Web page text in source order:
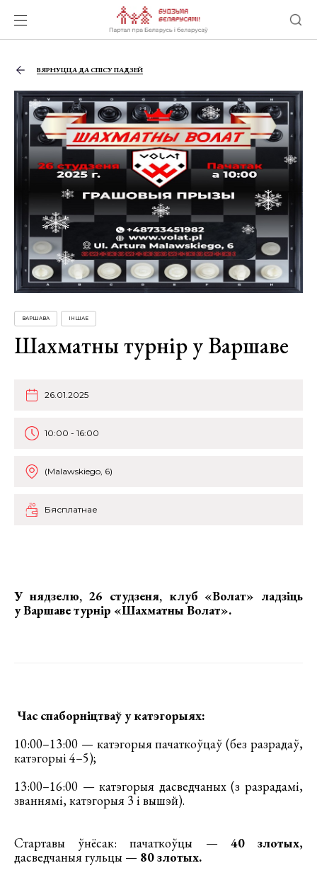
ВЯРНУЦЦА ДА СПІСУ ПАДЗЕЙ
ВАРШАВА ІНШАЕ
Шахматны турнір у Варшаве
26.01.2025
10:00 - 16:00
(Malawskiego, 6)
Бясплатнае
У нядзелю, 26 студзеня, клуб «Волат» ладзіць
у Варшаветурнір «Шахматны Волат».
Час спаборніцтваў у катэгорыях:
10:00–13:00 — катэгорыя пачаткоўцаў (без разрадаў,
катэгорыі 4–5);
13:00–16:00 — катэгорыя дасведчаных (з разрадамі,
званнямі, катэгорыя 3 і вышэй).
Стартавы ўнёсак: пачаткоўцы — 40 злотых,
дасведчаныя гульцы — 80 злотых.